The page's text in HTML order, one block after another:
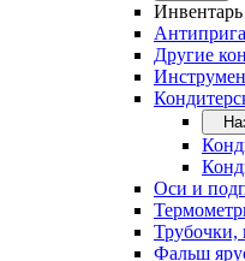
Инвентарь
Другие
Оси и
Трубочки,
Фальш